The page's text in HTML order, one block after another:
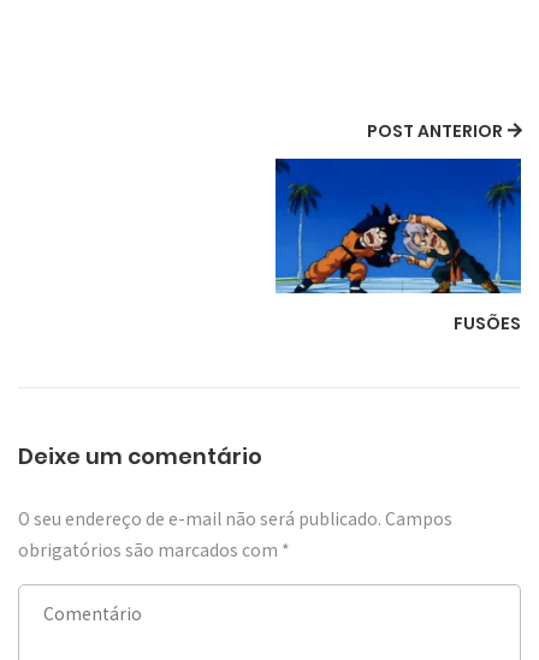
POST ANTERIOR
FUSÕES
Deixe um comentário
O seu endereço de e-mail não será publicado. Campos
obrigatórios são marcados com *